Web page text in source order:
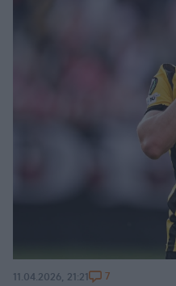
11.04.2026, 21:21 7